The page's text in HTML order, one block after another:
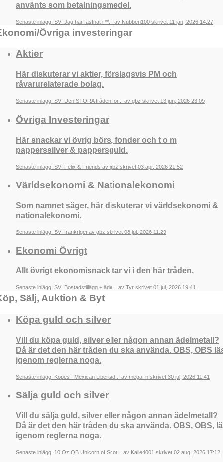
använts som betalningsmedel.
Senaste inlägg: SV: Jag har fastnat i **... av Nubben100 skrivet 11 jan, 2026 14:27
Övriga investeringar
Aktier
Här diskuterar vi aktier, förslagsvis PM och
råvarurelaterade bolag.
Senaste inlägg: SV: Den STORA tråden för... av gbz skrivet 13 jun, 2026 23:09
Övriga Investeringar
Här snackar vi övrig börs, fonder och t o m
papperssilver & pappersguld.
Senaste inlägg: SV: Felix & Friends av gbz skrivet 03 apr, 2026 21:52
Världsekonomi & Nationalekonomi
Som namnet säger, här diskuterar vi världsekonomi &
nationalekonomi.
Senaste inlägg: SV: Irankriget av gbz skrivet 08 jul, 2026 11:29
Ekonomi Övrigt
Allt övrigt ekonomisnack tar vi i den här tråden.
Senaste inlägg: SV: Bostadstillägg + äde... av Tyr skrivet 01 jul, 2026 19:41
Sälj, Auktion & Byt
Köpa guld och silver
Vill du köpa guld, silver eller någon annan ädelmetall?
Då är det den här tråden du ska använda. OBS, OBS
igenom reglerna noga.
Senaste inlägg: Köpes : Mexican Libertad... av mega_n skrivet 30 jul, 2026 11:41
Sälja guld och silver
Vill du sälja guld, silver eller någon annan ädelmetall?
Då är det den här tråden du ska använda. OBS, OBS,
igenom reglerna noga.
Senaste inlägg: 10 Oz QB Unicorn of Scot... av Kalle4001 skrivet 02 aug, 2026 17:12